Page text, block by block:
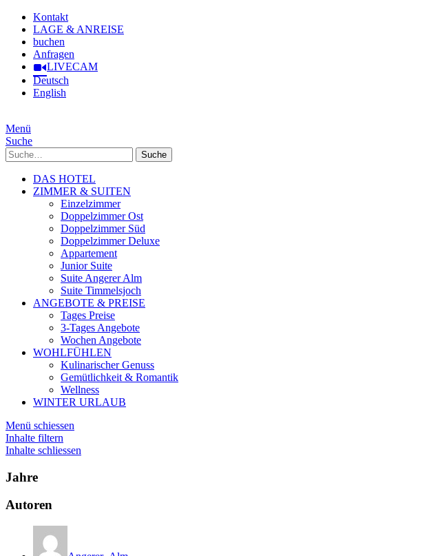
Kontakt
LAGE & ANREISE
buchen
Anfragen
LIVECAM
Deutsch
English
Menü
Suche
Suche
DAS HOTEL
ZIMMER & SUITEN
Einzelzimmer
Doppelzimmer Ost
Doppelzimmer Süd
Doppelzimmer Deluxe
Appartement
Junior Suite
Suite Angerer Alm
Suite Timmelsjoch
ANGEBOTE & PREISE
Tages Preise
3-Tages Angebote
Wochen Angebote
WOHLFÜHLEN
Kulinarischer Genuss
Gemütlichkeit & Romantik
Wellness
WINTER URLAUB
Menü schiessen
Inhalte filtern
Inhalte schliessen
Jahre
Autoren